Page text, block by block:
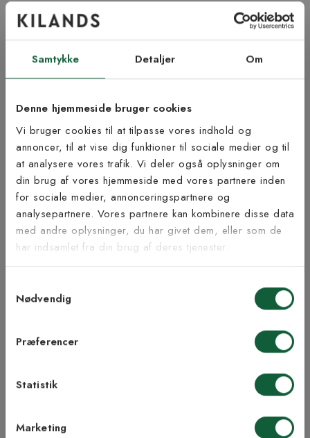
Samtykke Detaljer Om
Denne hjemmeside bruger cookies
Vi bruger cookies til at tilpasse vores indhold og
annoncer, til at vise dig funktioner til sociale medier og til
at analysere vores trafik. Vi deler også oplysninger om
din brug af vores hjemmeside med vores partnere inden
for sociale medier, annonceringspartnere og
analysepartnere. Vores partnere kan kombinere disse data
med andre oplysninger, du har givet dem, eller som de
har indsamlet fra din brug af deres tjenester.
Nødvendig
Præferencer
Statistik
Marketing
Sakura er et maskinvævet tæppe i viskose, et materiale som får
tæppet til at skinne flot. Sakura har et smukt blomstermønster i
varme, jordnære farver.
Produktinformation
Bæredygtighed
Inspiration fra @kilandsofficial
Tilmeld dig vores
nyhedsbrev
Vær blandt de første til at modtage vores tilbud,
tips og nyheder.
Samtykke til Kilands vilkår
modtage nyhedsbreve fra Kilands